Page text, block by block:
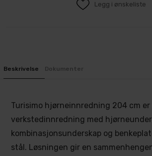
Legg i ønskeliste
Beskrivelse Dokumenter
Turisimo hjørneinnredning 204 cm
verkstedinnredning med
kombinasjonsunderskap og
stål. Løsningen gir en